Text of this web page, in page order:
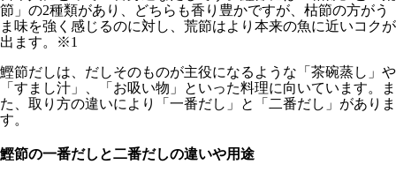
節」の2種類があり、どちらも香り豊かですが、枯節の方がう
ま味を強く感じるのに対し、荒節はより本来の魚に近いコクが
出ます。※1
鰹節だしは、だしそのものが主役になるような「茶碗蒸し」や
「すまし汁」、「お吸い物」といった料理に向いています。ま
た、取り方の違いにより「一番だし」と「二番だし」がありま
す。
鰹節の一番だしと二番だしの違いや用途